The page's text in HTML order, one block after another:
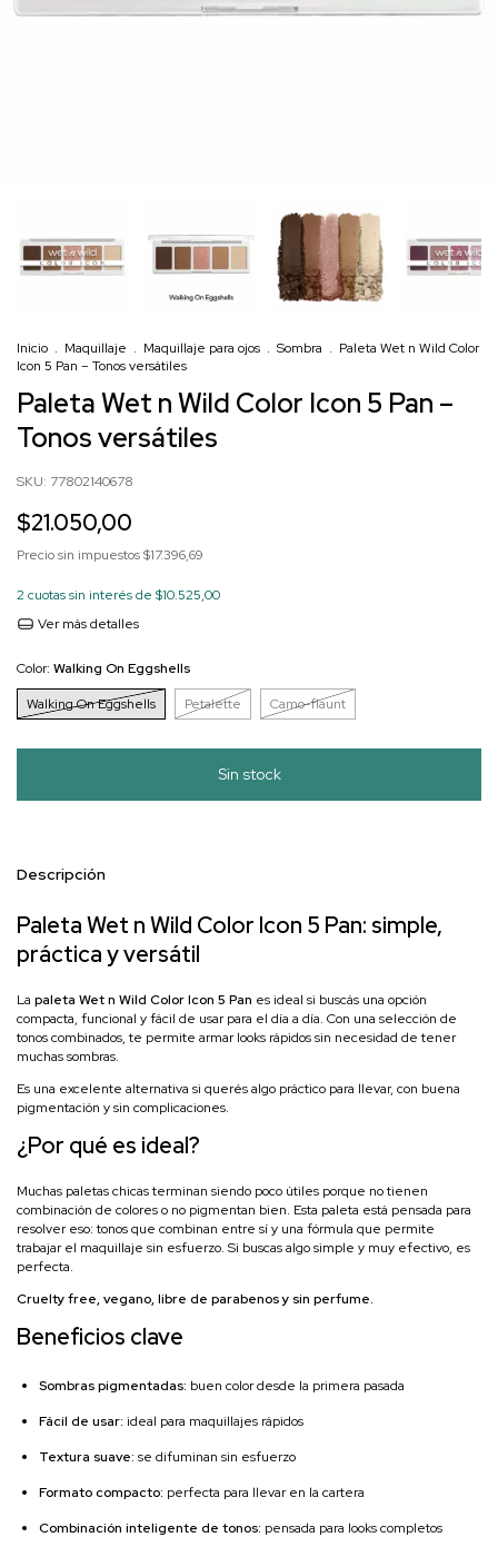
Inicio . Maquillaje . Maquillaje para ojos . Sombra . Paleta Wet n Wild Color
Icon 5 Pan – Tonos versátiles
Paleta Wet n Wild Color Icon 5 Pan –
Tonos versátiles
SKU: 77802140678
$21.050,00
Precio sin impuestos$17.396,69
2 cuotas sin interés de $10.525,00
Ver más detalles
Color: Walking On Eggshells
Walking On Eggshells
Petalette Camo-flaunt
Descripción
Paleta Wet n Wild Color Icon 5 Pan: simple,
práctica y versátil
La paleta Wet n Wild Color Icon 5 Pan es ideal si buscás una opción
compacta, funcional y fácil de usar para el día a día. Con una selección de
tonos combinados, te permite armar looks rápidos sin necesidad de tener
muchas sombras.
Es una excelente alternativa si querés algo práctico para llevar, con buena
pigmentación y sin complicaciones.
¿Por qué es ideal?
Muchas paletas chicas terminan siendo poco útiles porque no tienen
combinación de colores o no pigmentan bien. Esta paleta está pensada para
resolver eso: tonos que combinan entre sí y una fórmula que permite
trabajar el maquillaje sin esfuerzo. Si buscas algo simple y muy efectivo, es
perfecta.
Cruelty free, vegano, libre de parabenos y sin perfume.
Beneficios clave
Sombras pigmentadas: buen color desde la primera pasada
Fácil de usar: ideal para maquillajes rápidos
Textura suave: se difuminan sin esfuerzo
Formato compacto: perfecta para llevar en la cartera
Combinación inteligente de tonos: pensada para looks completos